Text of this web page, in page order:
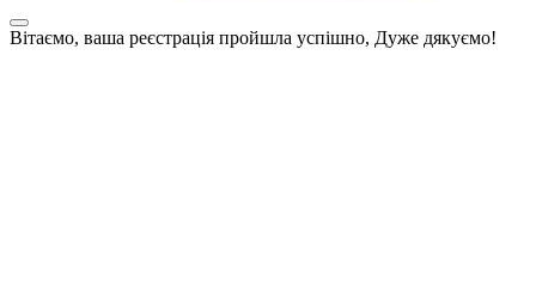
Вітаємо, ваша реєстрація пройшла успішно, Дуже дякуємо!